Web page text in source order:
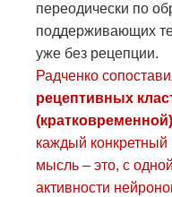
переодически по
поддерживающих
уже без рецепции.
Радченко
рецептивных
каждый
мысль – это, с
активности